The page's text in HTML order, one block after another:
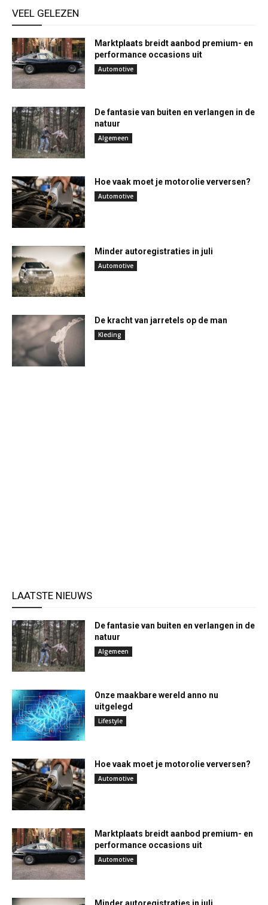
VEEL GELEZEN
Marktplaats breidt aanbod premium- en
performance occasions uit
Automotive
De fantasie van buiten en verlangen in de
natuur
Algemeen
Hoe vaak moet je motorolie verversen?
Automotive
Minder autoregistraties in juli
Automotive
De kracht van jarretels op de man
Kleding
LAATSTE NIEUWS
De fantasie van buiten en verlangen in de
natuur
Algemeen
Onze maakbare wereld anno nu
uitgelegd
Lifestyle
Hoe vaak moet je motorolie verversen?
Automotive
Marktplaats breidt aanbod premium- en
performance occasions uit
Automotive
Minder autoregistraties in juli